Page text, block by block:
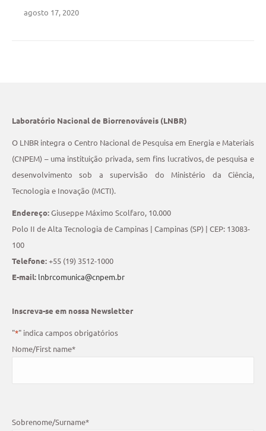
agosto 17, 2020
Laboratório Nacional de Biorrenováveis (LNBR)
O LNBR integra o Centro Nacional de Pesquisa em Energia e Materiais
(CNPEM) – uma instituição privada, sem fins lucrativos, de pesquisa e
desenvolvimento sob a supervisão do Ministério da Ciência,
Tecnologia e Inovação (MCTI).
Endereço:Giuseppe Máximo Scolfaro, 10.000
Polo II de Alta Tecnologia de Campinas | Campinas (SP) | CEP: 13083-
100
Telefone:+55 (19) 3512-1000
E-mail: lnbrcomunica@cnpem.br
Inscreva-se em nossa Newsletter
"*" indica campos obrigatórios
Nome/First name*
Sobrenome/Surname*